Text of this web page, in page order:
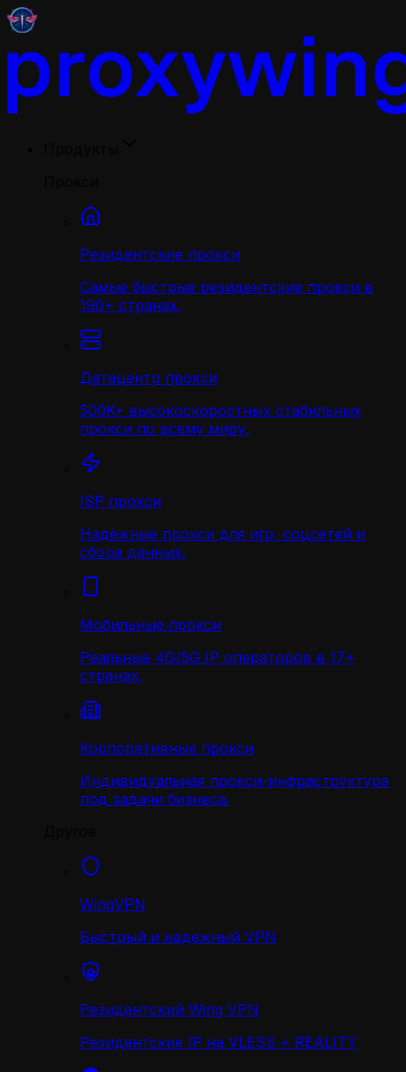
Резидентские прокси
Самые быстрые резидентские прокси в
190+ странах.
Датацентр прокси
500K+ высокоскоростных стабильных
прокси по всему миру.
ISP прокси
Надёжные прокси для игр, соцсетей и
сбора данных.
Мобильные прокси
Реальные 4G/5G IP операторов в 17+
странах.
Корпоративные прокси
Индивидуальная прокси-инфраструктура
под задачи бизнеса.
WingVPN
Быстрый и надежный VPN
Резидентский Wing VPN
Резидентские IP на VLESS + REALITY